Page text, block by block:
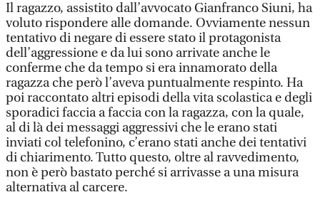
Il ragazzo, assistito dall’avvocato Gianfranco Siuni, ha
voluto rispondere alle domande. Ovviamente nessun
tentativo di negare di essere stato il protagonista
dell’aggressione e da lui sono arrivate anche le
conferme che da tempo si era innamorato della
ragazza che però l’aveva puntualmente respinto. Ha
poi raccontato altri episodi della vita scolastica e degli
sporadici faccia a faccia con la ragazza, con la quale,
al di là dei messaggi aggressivi che le erano stati
inviati col telefonino, c’erano stati anche dei tentativi
di chiarimento. Tutto questo, oltre al ravvedimento,
non è però bastato perché si arrivasse a una misura
alternativa al carcere.